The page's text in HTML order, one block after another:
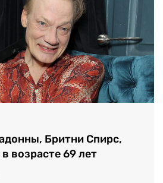
Бритни Спирс,
возрасте 69 лет